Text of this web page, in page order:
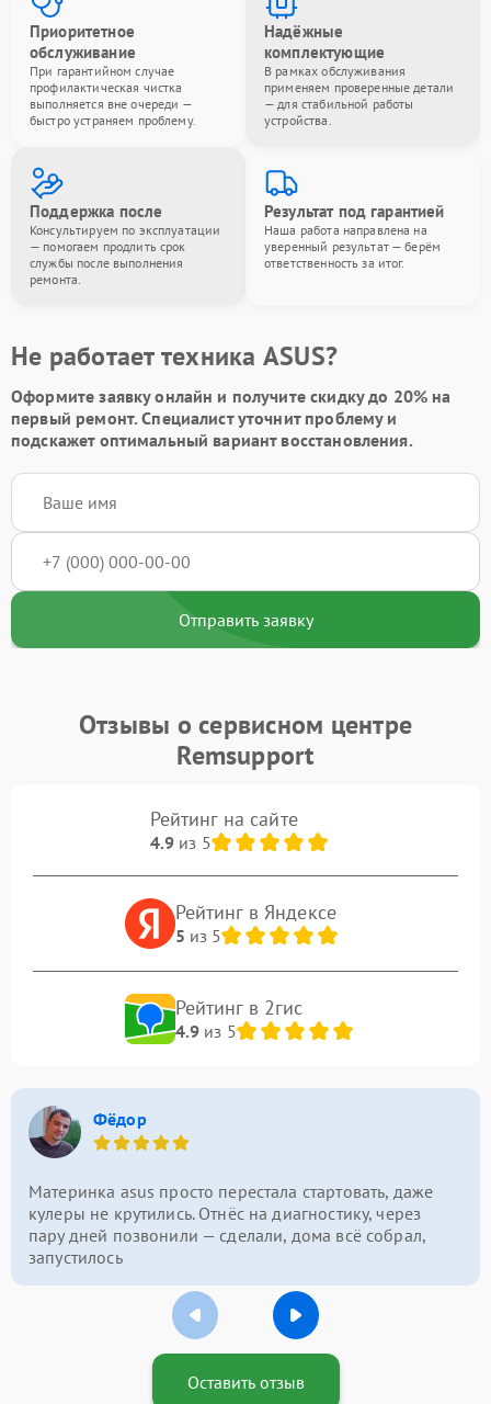
Приоритетное
обслуживание
При гарантийном случае
профилактическая чистка
выполняется вне очереди —
быстро устраняем проблему.
Надёжные
комплектующие
В рамках обслуживания
применяем проверенные детали
— для стабильной работы
устройства.
Поддержка после
Консультируем по эксплуатации
— помогаем продлить срок
службы после выполнения
ремонта.
Результат под гарантией
Наша работа направлена на
уверенный результат — берём
ответственность за итог.
Не работает техника ASUS?
Оформите заявку онлайн и получитескидку до 20% на
первый ремонт. Специалист уточнит проблему и
подскажет оптимальный вариант восстановления.
Отправить заявку
Отзывы о сервисном центре
Remsupport
Рейтинг на сайте
4.9из 5
Рейтинг в Яндексе
5 из 5
Рейтинг в 2гис
4.9из 5
Фёдор
Материнка asus просто перестала стартовать, даже
кулеры не крутились. Отнёс на диагностику, через
пару дней позвонили — сделали, дома всё собрал,
запустилось
Оставить отзыв